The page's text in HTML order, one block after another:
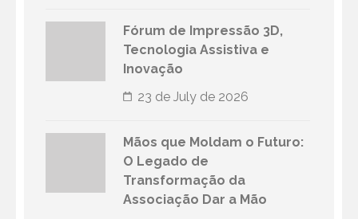
Fórum de Impressão 3D,
Tecnologia Assistiva e
Inovação
23 de July de 2026
Mãos que Moldam o Futuro:
O Legado de
Transformação da
Associação Dar a Mão